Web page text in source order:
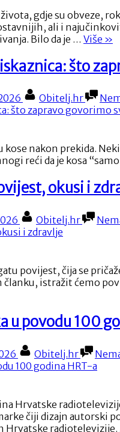
gdje su obveze,
ali i
Bilo da je … Više
od
»
što
By
Obitelj.hr
nakon prekida.
reći da je kosa
okusi i
By
Obitelj.hr
povijest, čija se
članku, istražit ćemo
u povodu 100
By
Obitelj.hr
Hrvatske
čiji dizajn autorski
Hrvatske radiotelevizije.